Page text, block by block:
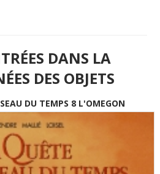
DANS LA
DES OBJETS
DU TEMPS 8 L'OMEGON